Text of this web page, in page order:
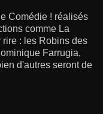
Comédie ! réalisés
comme La
: les Robins des
Farrugia,
d'autres seront de